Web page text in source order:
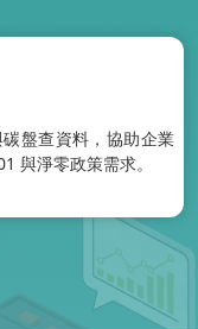
盤查資料，協助企業
與淨零政策需求。